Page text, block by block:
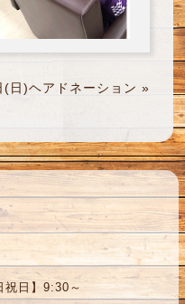
(日)ヘアドネーション »
日】9:30～